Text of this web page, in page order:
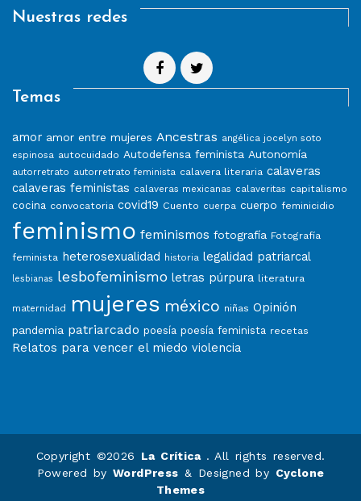
Nuestras redes
Temas
amor amor entre mujeres Ancestras angélica jocelyn soto
espinosa autocuidado Autodefensa feminista Autonomía
autorretrato autorretrato feminista calavera literaria calaveras
calaveras feministas calaveras mexicanas calaveritas capitalismo
cocina convocatoria covid19 Cuento cuerpa cuerpo feminicidio
feminismo feminismos fotografía Fotografía
feminista heterosexualidad historia legalidad patriarcal
lesbianas lesbofeminismo letras púrpura literatura
maternidad mujeres méxico niñas Opinión
pandemia patriarcado poesía poesía feminista recetas
Relatos para vencer el miedo violencia
Copyright ©2026 La Crítica . All rights reserved.
Powered by WordPress & Designed by Cyclone
Themes